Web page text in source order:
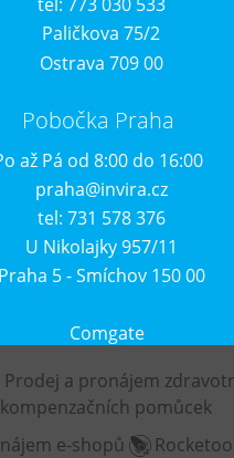
Paličkova 75/2
Ostrava 709 00
Pobočka Praha
až Pá od 8:00 do 16:00
praha@invira.cz
tel: 731 578 376
U Nikolajky 957/11
Praha 5 - Smíchov 150 00
Prodej a pronájem
pomůcek
e-shopů
Rocketoo